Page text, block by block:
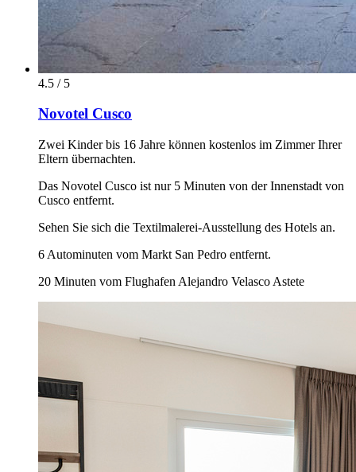
4.5 / 5
Novotel Cusco
Zwei Kinder bis 16 Jahre können kostenlos im Zimmer Ihrer
Eltern übernachten.
Das Novotel Cusco ist nur 5 Minuten von der Innenstadt von
Cusco entfernt.
Sehen Sie sich die Textilmalerei-Ausstellung des Hotels an.
6 Autominuten vom Markt San Pedro entfernt.
20 Minuten vom Flughafen Alejandro Velasco Astete